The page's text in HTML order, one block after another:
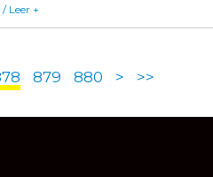
Leer +
879 880 > >>